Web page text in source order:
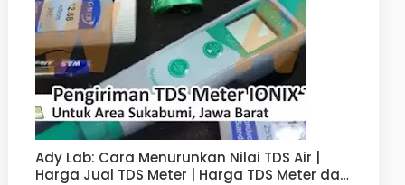
Ady Lab: Cara Menurunkan Nilai TDS Air |
Harga Jual TDS Meter | Harga TDS Meter dan